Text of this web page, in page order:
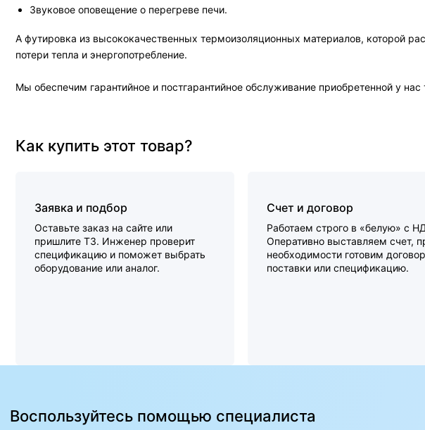
Звуковое оповещение о перегреве печи.
А футировка из высококачественных термоизоляционных материалов, которой
потери тепла и энергопотребление.
Мы обеспечим гарантийное и постгарантийное обслуживание приобретенной у нас
Как купить этот товар?
Заявка и подбор
Оставьте заказ на сайте или
пришлите ТЗ. Инженер проверит
спецификацию и поможет выбрать
оборудование или аналог.
Счет и договор
Работаем строго в «белую» с
Оперативно выставляем счет,
необходимости готовим договор
поставки или спецификацию.
Воспользуйтесь помощью специалиста